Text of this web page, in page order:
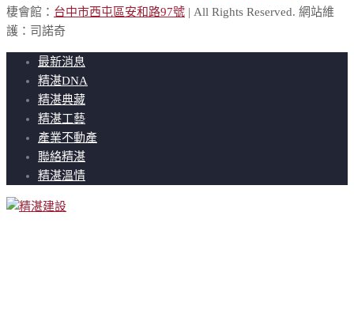
棲會館： 台中市西屯區安和路97號 | All Rights Reserved. 網站維
護：司諾奇
最新消息
精湛DNA
精湛典藏
精湛工藝
產業不動產
聯絡精湛
精湛溫情